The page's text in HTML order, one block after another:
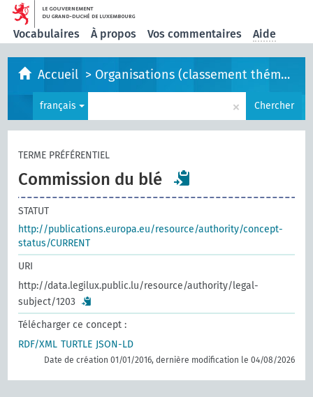
Vocabulaires À propos Vos commentaires Aide
Accueil > Organisations (classement thématique)
français × Chercher
TERME PRÉFÉRENTIEL
Commission du blé
STATUT
http://publications.europa.eu/resource/authority/concept-
status/CURRENT
URI
http://data.legilux.public.lu/resource/authority/legal-
subject/1203
Télécharger ce concept :
RDF/XML TURTLE JSON-LD
Date de création 01/01/2016, dernière modification le 04/08/2026